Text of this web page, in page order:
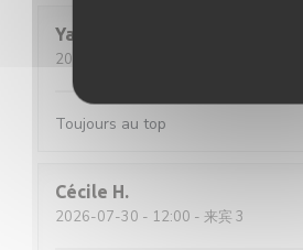
Yann
2026-08-01
Toujours au top
Cécile H
2026-07-30 - 12:00 - 来宾 3